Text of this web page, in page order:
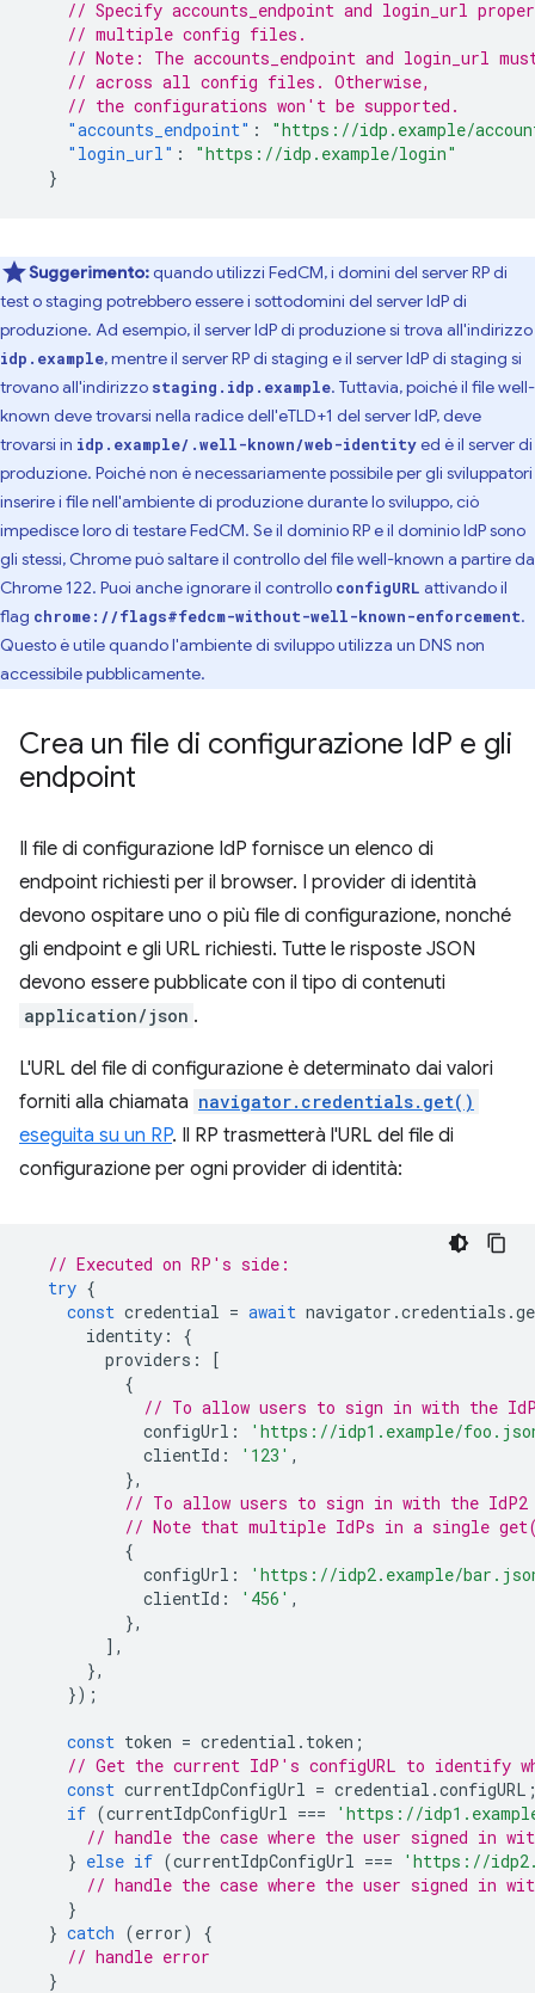
// Specify accounts_endpoint and login_url
// multiple config files.
// Note: The accounts_endpoint and login_url
// across all config files. Otherwise,
// the configurations won't be supported.
"accounts_endpoint" :
"https://idp.example/
"login_url" :
"https://idp.example/login"
}
Suggerimento:quando utilizzi FedCM, i domini del server RP di
test o staging potrebbero essere i sottodomini del server IdP di
produzione. Ad esempio, il server IdP di produzione si trova all'indirizzo
idp.example, mentre il server RP di staging e il server IdP di staging si
trovano all'indirizzo staging.idp.example. Tuttavia, poiché il file well-
known deve trovarsi nella radice dell'eTLD+1 del server IdP, deve
trovarsi in idp.example/.well-known/web-identityed è il server di
produzione. Poiché non è necessariamente possibile per gli sviluppatori
inserire i file nell'ambiente di produzione durante lo sviluppo, ciò
impedisce loro di testare FedCM. Se il dominio RP e il dominio IdP sono
gli stessi, Chrome può saltare il controllo del file well-known a partire da
Chrome 122. Puoi anche ignorare il controllo configURL attivando il
flag chrome://flags#fedcm-without-well-known-enforcement.
Questo è utile quando l'ambiente di sviluppo utilizza un DNS non
accessibile pubblicamente.
Crea un file di configurazione IdP e gli
endpoint
Il file di configurazione IdP fornisce un elenco di
endpoint richiesti per il browser. I provider di identità
devono ospitare uno o più file di configurazione, nonché
gli endpoint e gli URL richiesti. Tutte le risposte JSON
devono essere pubblicate con il tipo di contenuti
application/json .
L'URL del file di configurazione è determinato dai valori
forniti alla chiamata navigator.credentials.get()
eseguita su un RP. Il RP trasmetterà l'URL del file di
configurazione per ogni provider di identità:
// Executed on RP's side:
try {
const credential = await navigator .credentials .
identity :
{
providers :
[
{
// To allow users to sign in with the
configUrl :
'https://idp1.example/
clientId : '123' ,
},
// To allow users to sign in with the IdP2
// Note that multiple IdPs in a single get()
{
configUrl :
'https://idp2.example/
clientId : '456' ,
},
],
},
});
const token = credential . token ;
// Get the current IdP's configURL to identify
const currentIdpConfigUrl = credential .configURL
if (currentIdpConfigUrl ===
'https://
// handle the case where the user signed in
} else if (currentIdpConfigUrl ===
'https://
// handle the case where the user signed in
}
} catch (error)
{
// handle error
}